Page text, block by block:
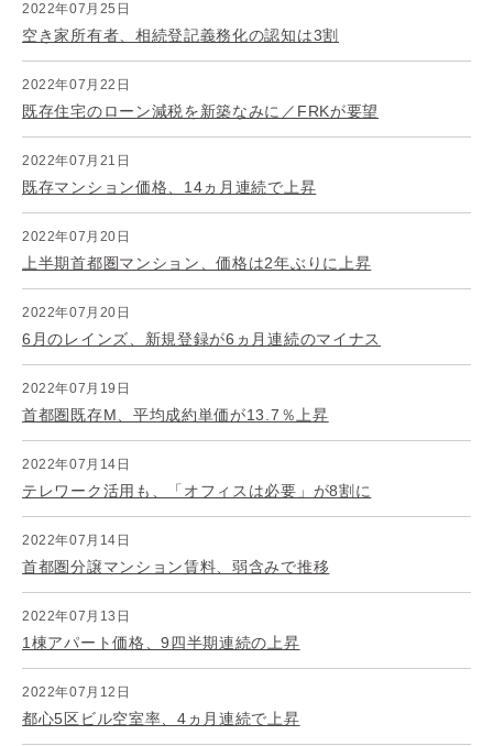
2022年07月25日
空き家所有者、相続登記義務化の認知は3割
2022年07月22日
既存住宅のローン減税を新築なみに／FRKが要望
2022年07月21日
既存マンション価格、14ヵ月連続で上昇
2022年07月20日
上半期首都圏マンション、価格は2年ぶりに上昇
2022年07月20日
6月のレインズ、新規登録が6ヵ月連続のマイナス
2022年07月19日
首都圏既存M、平均成約単価が13.7％上昇
2022年07月14日
テレワーク活用も、「オフィスは必要」が8割に
2022年07月14日
首都圏分譲マンション賃料、弱含みで推移
2022年07月13日
1棟アパート価格、9四半期連続の上昇
2022年07月12日
都心5区ビル空室率、4ヵ月連続で上昇